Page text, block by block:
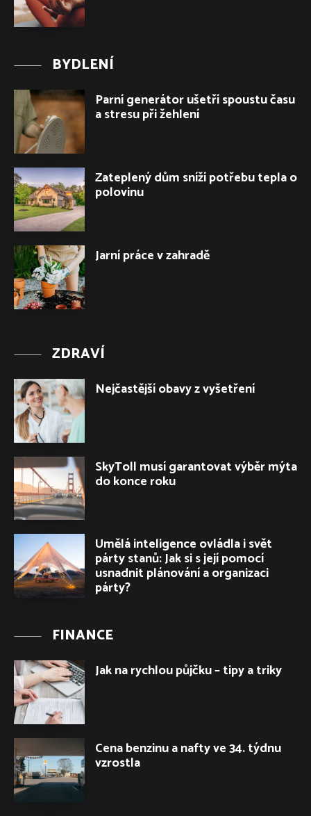
BYDLENÍ
Parní generátor ušetří spoustu času
a stresu při žehlení
Zateplený dům sníží potřebu tepla o
polovinu
Jarní práce v zahradě
ZDRAVÍ
Nejčastější obavy z vyšetření
SkyToll musí garantovat výběr mýta
do konce roku
Umělá inteligence ovládla i svět
párty stanů: Jak si s její pomocí
usnadnit plánování a organizaci
párty?
FINANCE
Jak na rychlou půjčku – tipy a triky
Cena benzinu a nafty ve 34. týdnu
vzrostla